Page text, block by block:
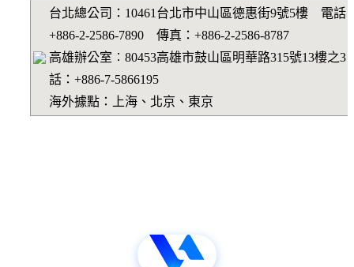
台北總公司：10461台北市中山區德惠街9號5樓 電話
+886-2-2586-7890 傳真：+886-2-2586-8787
高雄辦公室︰80453高雄市鼓山區明華路315號13樓之
話：+886-7-5866195
海外據點：上海、北京、東京